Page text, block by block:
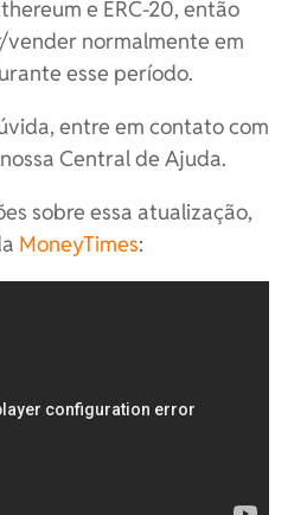
e ERC-20, então
normalmente em
esse período.
entre em contato com
Central de Ajuda.
sobre essa atualização,
MoneyTimes: